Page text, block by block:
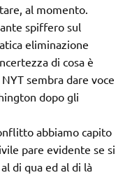
al momento.
spiffero sul
eliminazione
di cosa è
sembra dare voce
dopo gli
abbiamo capito
pare evidente se si
di qua ed al di là